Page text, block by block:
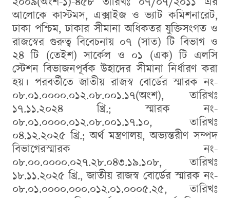
আলোকে কাস্টমস, এক্সাইজ ও ভ্যাট কমিশনারেট,
ঢাকা পশ্চিম, ঢাকার সীমানা অধিকতর যুক্তিসংগত ও
রাজস্বের গুরুত্ব বিবেচনায় ০৭ (সাত) টি বিভাগ ও
২৪ টি (তেইশ) সার্কেল ও ০১ (এক) টি এলসি
স্টেশন বিভাজনপূর্বক উহাদের সীমানা নির্ধারণ করা
হয়। পরবর্তীতে জাতীয় রাজস্ব বোর্ডের স্মারক নং-
০৮.০১.০০০০.০১২.০৮.০০১.১৭(অংশ), তারিখঃ
১৭.১১.২০২৪ খ্রি.; স্মারক নং-
০৮.০১.০০০০.০১২.০৮.০০১.১৭.১০, তারিখঃ
০৪.১২.২০২৫ খ্রি.; অর্থ মন্ত্রণালয়, অভ্যন্তরীণ সম্পদ
বিভাগেরস্মারক নং-
০৮.০০.০০০০.০২৭.২৮.০৪৩.১৯.১০৮, তারিখঃ
১৮.১১.২০২৫ খ্রি., জাতীয় রাজস্ব বোর্ডের স্মারক নং-
০৮.০১.০০০০.০০০.০১২.০১.০০০৫.২৫, তারিখঃ